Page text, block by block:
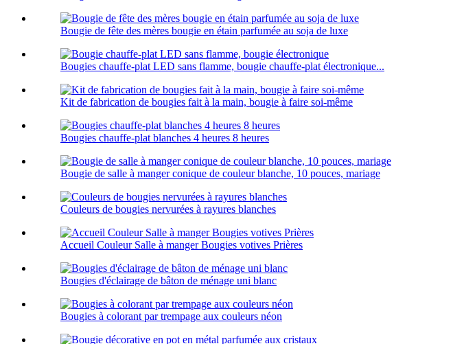
Bougie de fête des mères bougie en étain parfumée au soja de luxe
Bougies chauffe-plat LED sans flamme, bougie chauffe-plat électronique...
Kit de fabrication de bougies fait à la main, bougie à faire soi-même
Bougies chauffe-plat blanches 4 heures 8 heures
Bougie de salle à manger conique de couleur blanche, 10 pouces, mariage
Couleurs de bougies nervurées à rayures blanches
Accueil Couleur Salle à manger Bougies votives Prières
Bougies d'éclairage de bâton de ménage uni blanc
Bougies à colorant par trempage aux couleurs néon